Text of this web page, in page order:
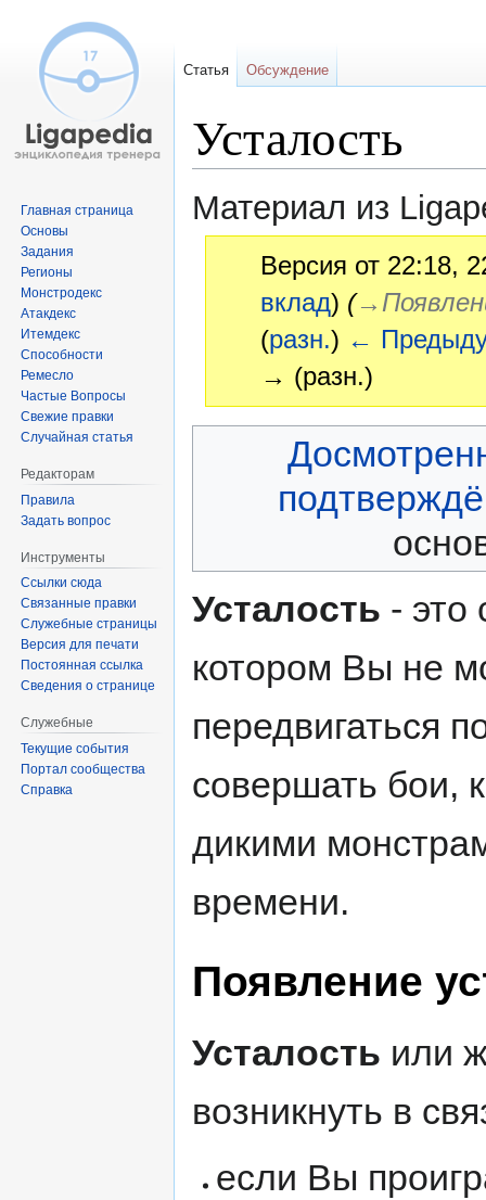
Усталость
Материал из
Версия от 22:18,
вклад) (
(разн.) ←
→ (разн.)
Усталость - это
котором Вы не
передвигаться
совершать бои,
дикими
времени.
Появление
Усталость или
возникнуть в
если Вы
Статья Обсуждение
Главная страница
Основы
Задания
Регионы
Монстродекс
Атакдекс
Итемдекс
Способности
Ремесло
Частые Вопросы
Свежие правки
Случайная статья
Редакторам
Правила
Задать вопрос
Инструменты
Ссылки сюда
Связанные правки
Служебные страницы
Версия для печати
Постоянная ссылка
Сведения о странице
Служебные
Текущие события
Портал сообщества
Справка